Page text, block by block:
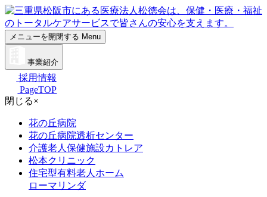
メニューを開閉する Menu
事業紹介
採用情報
PageTOP
閉じる×
花の丘病院
花の丘病院透析センター
介護老人保健施設カトレア
松本クリニック
住宅型有料老人ホーム
ローマリンダ